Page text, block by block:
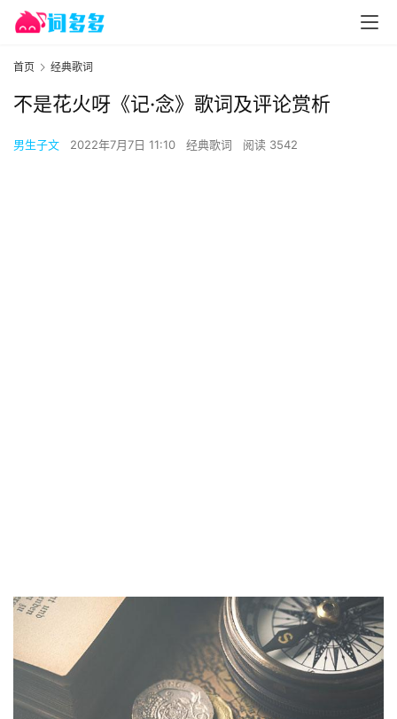
首页 经典歌词
不是花火呀《记·念》歌词及评论赏析
男生子文 2022年7月7日 11:10 经典歌词 阅读 3542